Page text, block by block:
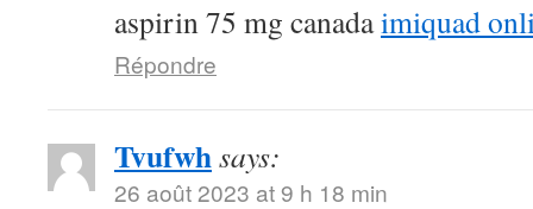
aspirin 75 mg canadaimiquad
Répondre
Tvufwhsays:
26 août 2023 at 9 h 18 min